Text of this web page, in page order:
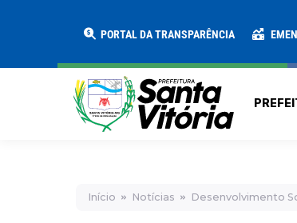
PORTAL DA TRANSPARÊNCIA
Início Notícias Desenvolvimento